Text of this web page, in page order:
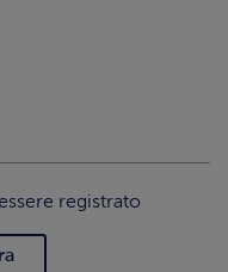
registrato